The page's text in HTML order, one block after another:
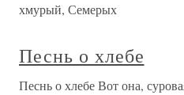
хмурый, Семерых
Песнь о хлебе
Песнь о хлебе Вот она,